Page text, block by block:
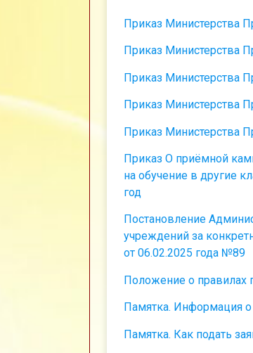
Приказ Министерства
Приказ Министерства
Приказ Министерства
Приказ Министерства
Приказ Министерства
Приказ О приёмной
на обучение в другие
год
Постановление
учреждений за
от 06.02.2025 года №89
Положение о правилах
Памятка. Информация
Памятка. Как подать